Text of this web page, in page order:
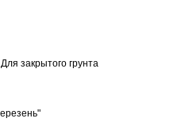
закрытого грунта